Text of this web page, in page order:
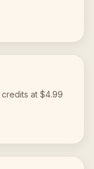
at $4.99